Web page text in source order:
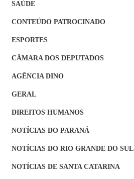
SAÚDE
CONTEÚDO PATROCINADO
ESPORTES
CÂMARA DOS DEPUTADOS
AGÊNCIA DINO
GERAL
DIREITOS HUMANOS
NOTÍCIAS DO PARANÁ
NOTÍCIAS DO RIO GRANDE DO SUL
NOTÍCIAS DE SANTA CATARINA